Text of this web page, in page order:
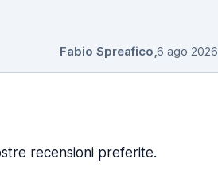
Fabio Spreafico,6 ago 2026
recensioni preferite.